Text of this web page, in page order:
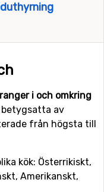
i och omkring
betygsatta av
från högsta till
kök: Österrikiskt,
Amerikanskt,